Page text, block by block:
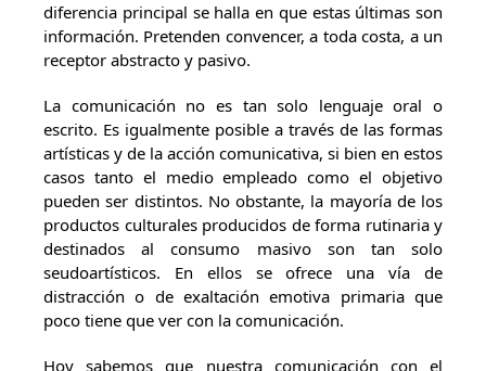
diferencia principal se halla en que estas últimas son
información. Pretenden convencer, a toda costa, a un
receptor abstracto y pasivo.
La comunicación no es tan solo lenguaje oral o
escrito. Es igualmente posible a través de las formas
artísticas y de la acción comunicativa, si bien en estos
casos tanto el medio empleado como el objetivo
pueden ser distintos. No obstante, la mayoría de los
productos culturales producidos de forma rutinaria y
destinados al consumo masivo son tan solo
seudoartísticos. En ellos se ofrece una vía de
distracción o de exaltación emotiva primaria que
poco tiene que ver con la comunicación.
Hoy sabemos que nuestra comunicación con el